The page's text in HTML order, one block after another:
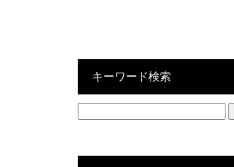
キーワード検索